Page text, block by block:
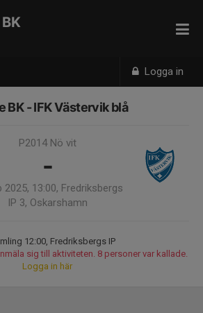
Logga in
BK - IFK Västervik blå
P2014 Nö vit
-
2025, 13:00, Fredriksbergs
IP 3, Oskarshamn
12:00, Fredriksbergs IP
sig till aktiviteten. 8 personer var kallade.
Logga in här